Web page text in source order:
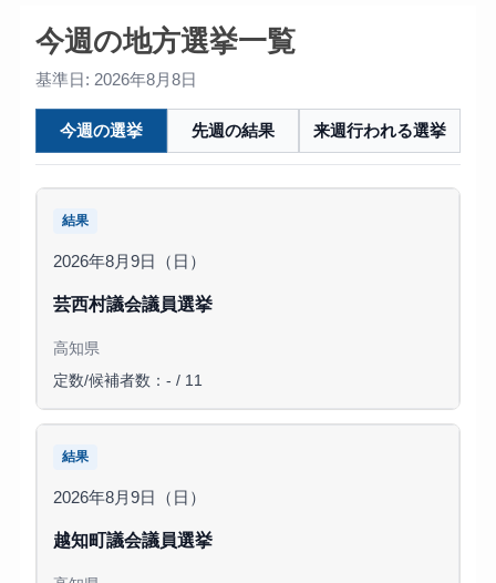
今週の地方選挙一覧
基準日: 2026年8月8日
今週の選挙 先週の結果 来週行われる選挙
結果
2026年8月9日（日）
芸西村議会議員選挙
高知県
定数/候補者数：- / 11
結果
2026年8月9日（日）
越知町議会議員選挙